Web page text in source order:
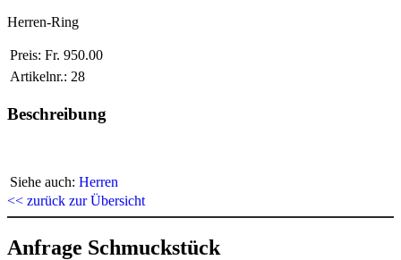
Herren-Ring
Preis: Fr. 950.00
Artikelnr.: 28
Beschreibung
Siehe auch: Herren
<< zurück zur Übersicht
Anfrage Schmuckstück